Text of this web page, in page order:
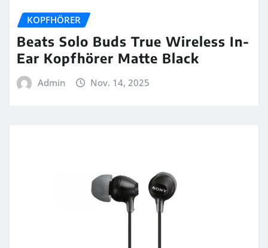
KOPFHÖRER
Beats Solo Buds True Wireless In-
Ear Kopfhörer Matte Black
Admin Nov. 14, 2025